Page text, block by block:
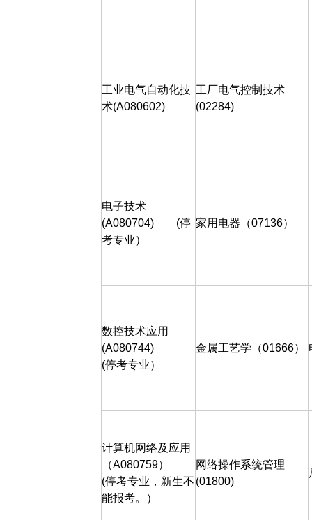
工业电气自动化技
术(A080602)
工厂电气控制技术
(02284)
电子技术
(A080704)
(停
考专业）
家用电器（07136）
数控技术应用
(A080744)
(停考专业）
金属工艺学（01666）
计算机网络及应用
（A080759）
(停考专业，新生不
能报考。）
网络操作系统管理
(01800)